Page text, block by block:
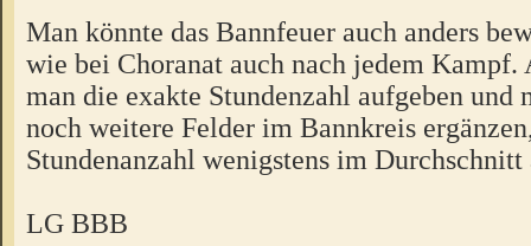
Man könnte das Bannfeuer auch anders
wie bei Choranat auch nach jedem Kampf.
man die exakte Stundenzahl aufgeben und
noch weitere Felder im Bannkreis
Stundenanzahl wenigstens im
LG BBB